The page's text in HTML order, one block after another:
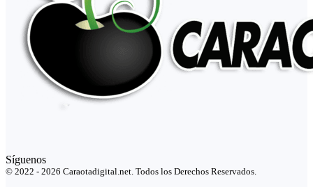
Síguenos
© 2022 - 2026 Caraotadigital.net. Todos los Derechos Reservados.